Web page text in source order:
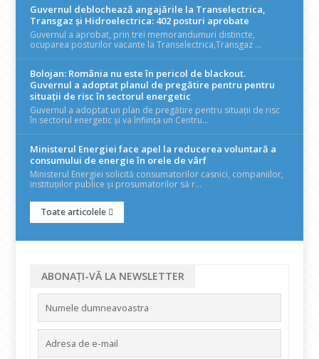
Guvernul deblochează angajările la Transelectrica,
Transgaz și Hidroelectrica: 402 posturi aprobate
Guvernul a aprobat, prin trei memorandumuri distincte,
ocuparea posturilor vacante la Transelectrica,Transgaz ...
Bolojan: România nu este în pericol de blackout.
Guvernul a adoptat planul de pregătire pentru pentru
situații de risc în sectorul energetic
Guvernul a adoptat un plan de pregătire pentru situații de risc
în sectorul energetic și va înființa un Centru...
Ministerul Energiei face apel la reducerea voluntară a
consumului de energie în orele de vârf
Ministerul Energiei solicită consumatorilor casnici, companiilor,
instituțiilor publice și prosumatorilor să r...
Toate articolele
ABONAȚI-VĂ LA NEWSLETTER